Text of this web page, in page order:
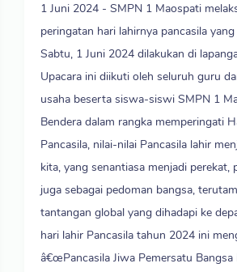
1 Juni 2024 - SMPN 1 Maospati
peringatan hari lahirnya pancasila
Sabtu, 1 Juni 2024 dilakukan di
Upacara ini diikuti oleh seluruh guru
usaha beserta siswa-siswi SMPN 1
Bendera dalam rangka memperingati
Pancasila, nilai-nilai Pancasila lahir
kita, yang senantiasa menjadi perekat,
juga sebagai pedoman bangsa,
tantangan global yang dihadapi ke
hari lahir Pancasila tahun 2024 ini
â€œPancasila Jiwa Pemersatu Bangsa